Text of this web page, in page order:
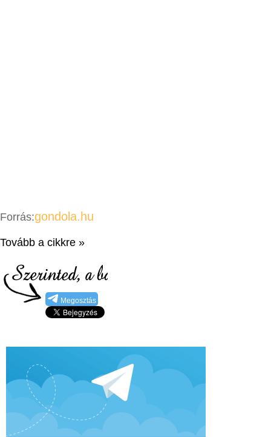
Forrás:gondola.hu
Tovább a cikkre »
Megosztás